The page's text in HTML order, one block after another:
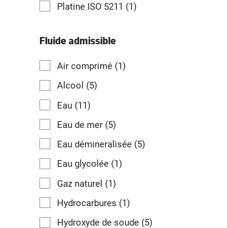
Platine ISO 5211 (1)
Fluide admissible
Air comprimé (1)
Alcool (5)
Eau (11)
Eau de mer (5)
Eau démineralisée (5)
Eau glycolée (1)
Gaz naturel (1)
Hydrocarbures (1)
Hydroxyde de soude (5)